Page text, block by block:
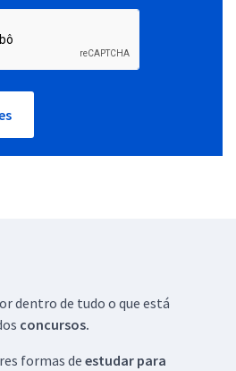
dentro de tudo o que está
concursos.
formas de estudar para